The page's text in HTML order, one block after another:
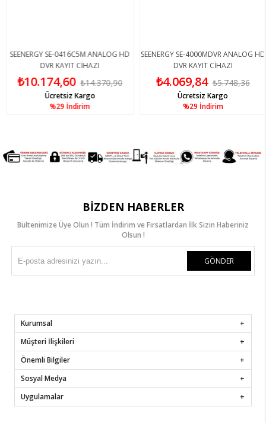
SEENERGY SE-0416C5M ANALOG HD
DVR KAYIT CİHAZI
₺10.174,60 ₺14.370,90
%29İndirim
Ücretsiz Kargo
SEENERGY SE-4000MDVR ANALOG HD
DVR KAYIT CİHAZI
₺4.069,84 ₺5.748,36
%29 İndirim
Ücretsiz Kargo
BIZDEN HABERLER
Bültenimize Üye Olun ! Tüm İndirim ve Fırsatlardan İlk Sizin Haberiniz
Olsun !
GÖNDER
Kurumsal
Müşteri İlişkileri
Önemli Bilgiler
Sosyal Medya
Uygulamalar